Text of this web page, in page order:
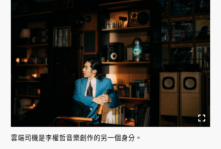
雲端司機是李權哲音樂創作的另一個身分。